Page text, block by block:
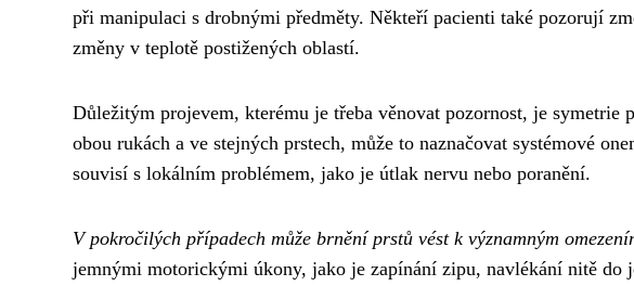
při manipulaci s drobnými předměty. Někteří pacienti také pozorují
změny v teplotě postižených oblastí.
Důležitým projevem, kterému je třeba věnovat pozornost, je symetrie
obou rukách a ve stejných prstech, může to naznačovat systémové
souvisí s lokálním problémem, jako je útlak nervu nebo poranění.
V pokročilých případech může brnění prstů vést k významným
jemnými motorickými úkony, jako je zapínání zipu, navlékání nitě